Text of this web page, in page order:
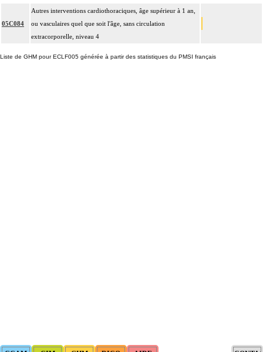
05C084
Autres interventions cardiothoraciques, âge supérieur à 1 an,
ou vasculaires quel que soit l'âge, sans circulation
extracorporelle, niveau 4
Liste de GHM pour ECLF005 générée à partir des statistiques du PMSI français